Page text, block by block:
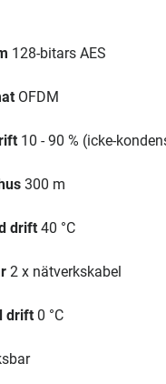
128-bitars AES
OFDM
10 - 90 % (icke-
300 m
drift 40 °C
2 x nätverkskabel
drift 0 °C